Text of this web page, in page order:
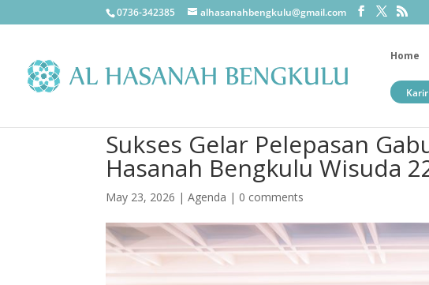
0736-342385 alhasanahbengkulu@gmail.com
Home
Karir
Sukses Gelar Pelepasan
Hasanah Bengkulu Wisuda
May 23, 2026 |Agenda | 0 comments